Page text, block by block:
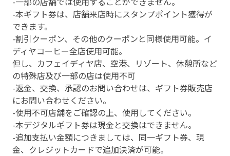
-本ギフト券は、店舗来店時にスタンプポイント獲得が
できます。
-割引クーポン、その他のクーポンと同様使用可能。イ
ディヤコーヒー全店使用可能。
但し、カフェイディヤ店、空港、リゾート、休憩所など
の特殊店及び一部の店は使用不可
-返金、交換、承認のお問い合わせは、ギフト券販売店
にお問い合わせください。
-使用不可店舗をご確認の上、使用してください。
-本デジタルギフト券は現金と交換はできません。
-追加支払い金額につきましては、同一ギフト券、現
金、クレジットカードで追加決済が可能。